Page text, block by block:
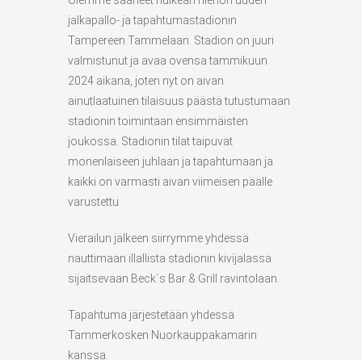
jalkapallo- ja tapahtumastadionin
Tampereen Tammelaan. Stadion on juuri
valmistunut ja avaa ovensa tammikuun
2024 aikana, joten nyt on aivan
ainutlaatuinen tilaisuus päästä tutustumaan
stadionin toimintaan ensimmäisten
joukossa. Stadionin tilat taipuvat
monenlaiseen juhlaan ja tapahtumaan ja
kaikki on varmasti aivan viimeisen päälle
varustettu.
Vierailun jälkeen siirrymme yhdessä
nauttimaan illallista stadionin kivijalassa
sijaitsevaan Beck´s Bar & Grill ravintolaan.
Tapahtuma järjestetään yhdessä
Tammerkosken Nuorkauppakamarin
kanssa.